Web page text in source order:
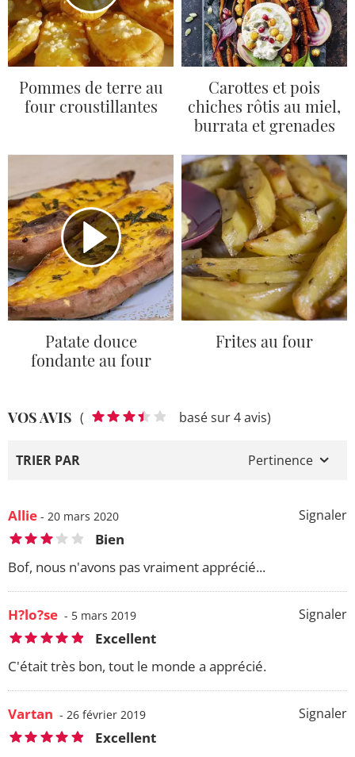
Pommes de terre au
four croustillantes
Carottes et pois
chiches rôtis au miel,
burrata et grenades
Patate douce
fondante au four
Frites au four
VOS AVIS ( basé sur 4 avis)
TRIER PAR Pertinence
Signaler
Allie - 20 mars 2020
Bien
Bof, nous n'avons pas vraiment apprécié...
Signaler
H?lo?se - 5 mars 2019
Excellent
C'était très bon, tout le monde a apprécié.
Signaler
Vartan - 26 février 2019
Excellent